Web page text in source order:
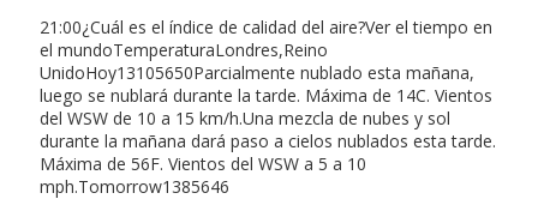
21:00¿Cuál es el índice de calidad del aire?Ver el tiempo en
el mundoTemperaturaLondres,Reino
UnidoHoy13105650Parcialmente nublado esta mañana,
luego se nublará durante la tarde. Máxima de 14C. Vientos
del WSW de 10 a 15 km/h.Una mezcla de nubes y sol
durante la mañana dará paso a cielos nublados esta tarde.
Máxima de 56F. Vientos del WSW a 5 a 10
mph.Tomorrow1385646